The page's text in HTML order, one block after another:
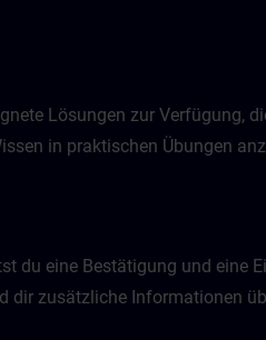
Lösungen zur Verfügung,
in praktischen Übungen
du eine Bestätigung und eine
dir zusätzliche Informationen